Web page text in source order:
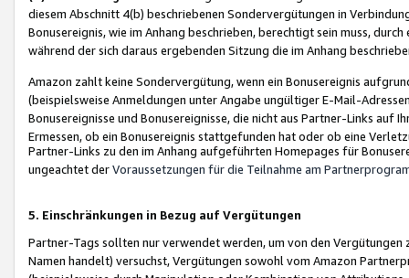
diesem Abschnitt 4(b) beschriebenen Sondervergütungen in
Bonusereignis, wie im Anhang beschrieben, berechtigt sein muss,
während der sich daraus ergebenden Sitzung die im Anhang
Amazon zahlt keine Sondervergütung, wenn ein Bonusereignis
(beispielsweise Anmeldungen unter Angabe ungültiger E-Mail-
Bonusereignisse und Bonusereignisse, die nicht aus Partner-Links auf
Ermessen, ob ein Bonusereignis stattgefunden hat oder ob eine
Partner-Links zu den im Anhang aufgeführten Homepages für
ungeachtet derVoraussetzungen für die Teilnahme am
5. Einschränkungen in Bezug auf Vergütungen
Partner-Tags sollten nur verwendet werden, um von den
Namen handelt) versuchst, Vergütungen sowohl vom Amazon